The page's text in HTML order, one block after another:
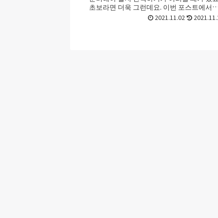
초보라면 더욱 그런데요. 이번 포스트에서
캠핑용 난방을 준비하는 법 그리고 추천 ...
2021.11.02